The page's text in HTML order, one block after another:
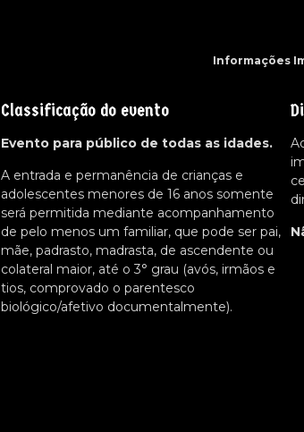
Informações
Classificação do evento
Evento para público de todas as idades.
A entrada e permanência de crianças e
adolescentes menores de 16 anos somente
será permitida mediante acompanhamento
de pelo menos um familiar, que pode ser pai,
mãe, padrasto, madrasta, de ascendente ou
colateral maior, até o 3° grau (avós, irmãos e
tios, comprovado o parentesco
biológico/afetivo documentalmente).